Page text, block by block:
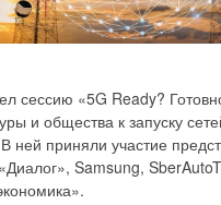
сессию «5G Ready?
и общества к запуску
ней приняли участие
Samsung,